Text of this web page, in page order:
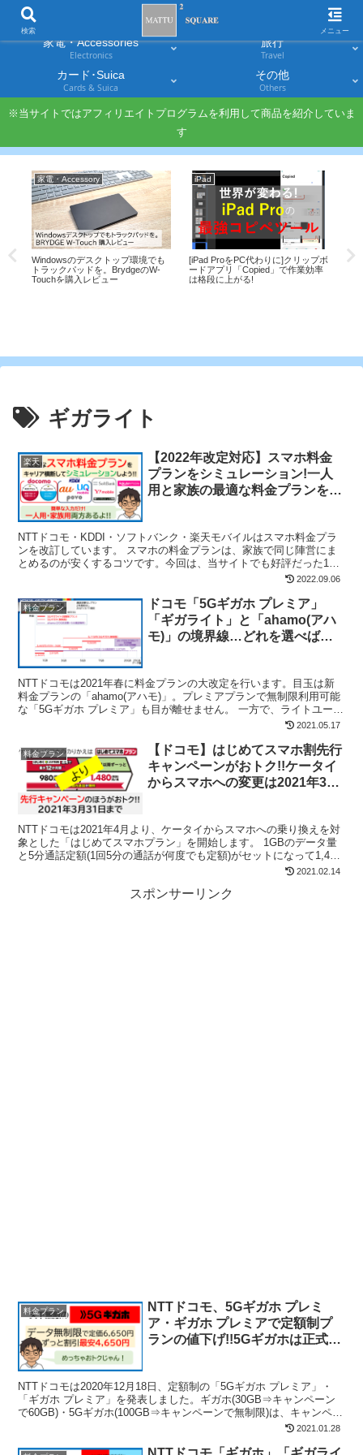
家電・Accessories
Electronics
旅行
Travel
カード･Suica
Cards & Suica
その他
Others
※当サイトではアフィリエイトプログラムを利用して商品を紹介していま
す
来
家電・Accessory
Windowsのデスクトップ環境でも
トラックパッドを。BrydgeのW-
Touchを購入レビュー
iPad
[iPad ProをPC代わりに]クリップボ
ードアプリ「Copied」で作業効率
は格段に上がる!
ソ
ギガライト
楽天
【2022年改定対応】スマホ料金
プランをシミュレーション!一人
用と家族の最適な料金プランを見
NTTドコモ・KDDI・ソフトバンク・楽天モバイルはスマホ料金プラ
ンを改訂しています。 スマホの料金プランは、家族で同じ陣営にま
とめるのが安くするコツです。今回は、当サイトでも好評だった1人
分の料金プランシミュレーションに加え、家族でも概算... 2022.09.06
料金プラン
ドコモ「5Gギガホ プレミア」
「ギガライト」と「ahamo(アハ
モ)」の境界線…どれを選べばい
NTTドコモは2021年春に料金プランの大改定を行います。目玉は新
料金プランの「ahamo(アハモ)」。プレミアプランで無制限利用可能
な「5Gギガホ プレミア」も目が離せません。 一方で、ライトユーザ
2021.05.17
料金プラン
【ドコモ】はじめてスマホ割先行
キャンペーンがおトク!!ケータイ
からスマホへの変更は2021年3月
NTTドコモは2021年4月より、ケータイからスマホへの乗り換えを対
象とした「はじめてスマホプラン」を開始します。 1GBのデータ量
と5分通話定額(1回5分の通話が何度でも定額)がセットになって1,480
2021.02.14
スポンサーリンク
料金プラン
NTTドコモ、5Gギガホ プレミ
ア・ギガホ プレミアで定額制プ
ランの値下げ!!5Gギガホは正式に
NTTドコモは2020年12月18日、定額制の「5Gギガホ プレミア」・
「ギガホ プレミア」を発表しました。ギガホ(30GB⇒キャンペーン
で60GB)・5Gギガホ(100GB⇒キャンペーンで無制限)は、キャンペー
2021.01.28
検索 メニュー